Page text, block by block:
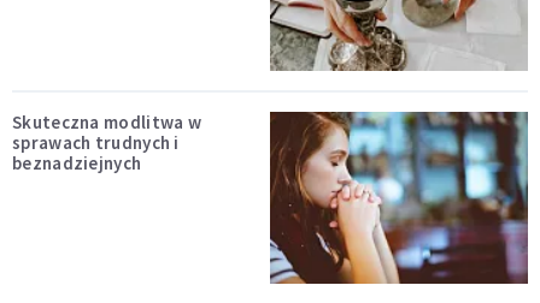
Skuteczna modlitwa w
sprawach trudnych i
beznadziejnych